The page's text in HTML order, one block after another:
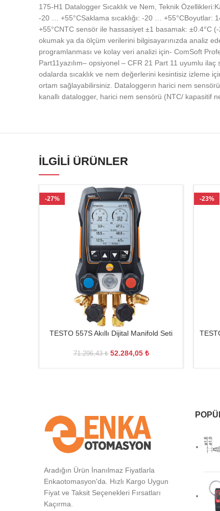
175-H1 Datalogger Sıcaklık ve Nem, Teknik
-20 … +55°CSaklama sıcaklığı: -20 … +55°CBoyutlar:
+55°CNTC sensör ile hassasiyet ±1 basamak: ±0.4°C
okumak ya da ölçüm verilerini bilgisayarınızda analiz
programlanması ve kolay veri analizi için- ComSoft
Part11yazılım– opsiyonel – CFR 21 Part 11 uyumlu
odalarda sıcaklık ve nem değerlerini kesintisiz izleme
ortam sağlayabilirsiniz. Dataloggerın harici nem
kanallı datalogger, harici nem sensörü (NTC/ kapasitif
İLGILI ÜRÜNLER
-27%
TESTO 557S Akıllı Dijital Manifold Seti
71.296,43₺ 52.284,05 ₺
-23%
Aradığın Ürün İnanılmaz Fiyatlarla
Enkaotomasyon'da. Hızlı Kargo Uygun
Fiyat ve Taksit Seçenekleri Fırsatları
Kaçırma.